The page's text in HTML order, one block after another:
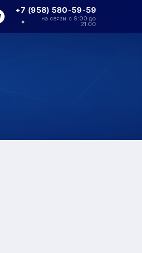
+7 (958) 580-59-59
на связи с 9:00 до
21:00